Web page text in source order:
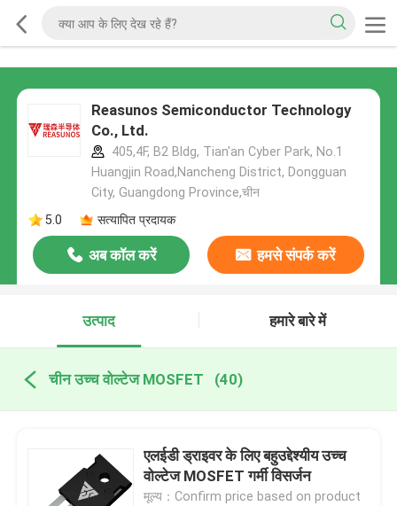
Reasunos Semiconductor Technology
Co., Ltd.
405,4F, B2 Bldg, Tian'an Cyber Park, No.1
Huangjin Road,Nancheng District, Dongguan
City, Guangdong Province,चीन
5.0
सत्यापित प्रदायक
अब कॉल करें हमसे संपर्क करें
उत्पाद हमारे बारे में
चीन उच्च वोल्टेज MOSFET (40)
एलईडी ड्राइवर के लिए बहुउद्देश्यीय उच्च
वोल्टेज MOSFET गर्मी विसर्जन
मूल्य：Confirm price based on product